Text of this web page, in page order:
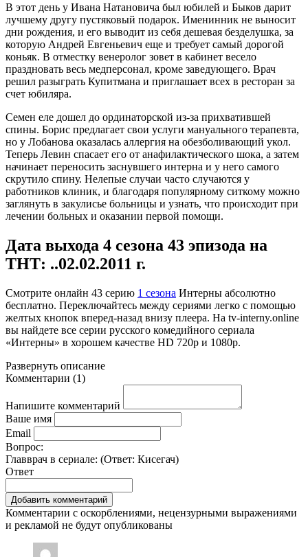
В этот день у Ивана Натановича был юбилей и Быков дарит
лучшему другу пустяковый подарок. Именинник не выносит
дни рождения, и его выводит из себя дешевая безделушка, за
которую Андрей Евгеньевич еще и требует самый дорогой
коньяк. В отместку венеролог зовет в кабинет весело
праздновать весь медперсонал, кроме заведующего. Врач
решил разыграть Купитмана и приглашает всех в ресторан за
счет юбиляра.
Семен еле дошел до ординаторской из-за прихватившей
спины. Борис предлагает свои услуги мануального терапевта,
но у Лобанова оказалась аллергия на обезболивающий укол.
Теперь Левин спасает его от анафилактического шока, а затем
начинает переносить заснувшего интерна и у него самого
скрутило спину. Нелепые случаи часто случаются у
работников клиник, и благодаря популярному ситкому можно
заглянуть в закулисье больницы и узнать, что происходит при
лечении больных и оказании первой помощи.
Дата выхода 4 сезона 43 эпизода на
ТНТ: ..02.02.2011 г.
Смотрите онлайн 43 серию 1 сезона Интерны абсолютно
бесплатно. Переключайтесь между сериями легко с помощью
желтых кнопок вперед-назад внизу плеера. На tv-interny.online
вы найдете все серии русского комедийного сериала
«Интерны» в хорошем качестве HD 720p и 1080p.
Развернуть описание
Комментарии (1)
Напишите комментарий
Ваше имя
Email
Вопрос:
Главврач в сериале: (Ответ: Кисегач)
Ответ
Комментарии с оскорблениями, нецензурными выражениями
и рекламой не будут опубликованы